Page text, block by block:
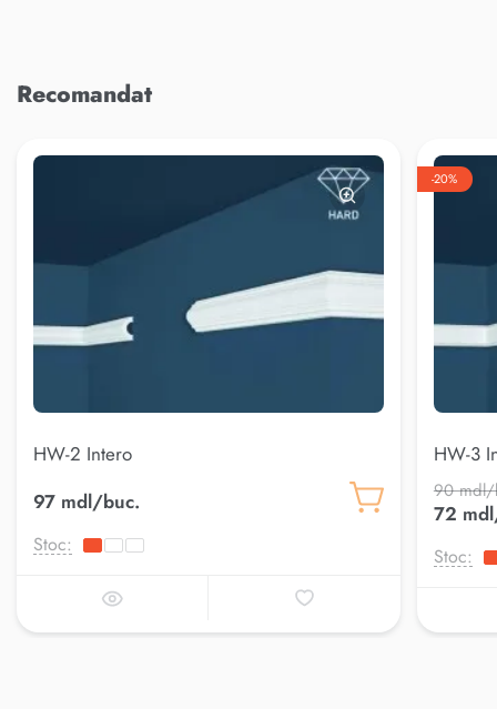
Recomandat
HW-2 Intero
97 mdl/buc.
Stoc:
-20%
HW-3
90
72
Stoc: